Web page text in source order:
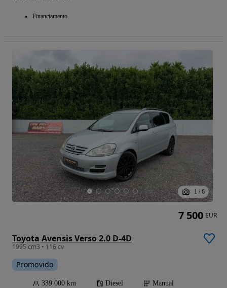
Financiamento
1 / 6
Toyota Avensis Verso 2.0 D-4D
1995 cm3 • 116 cv
Promovido
339 000 km Diesel
Manual
7 500 EUR